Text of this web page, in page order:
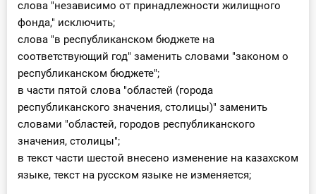
слова "независимо от принадлежности жилищного
фонда," исключить;
слова "в республиканском бюджете на
соответствующий год" заменить словами "законом о
республиканском бюджете";
в части пятой слова "областей (города
республиканского значения, столицы)" заменить
словами "областей, городов республиканского
значения, столицы";
в текст части шестой внесено изменение на казахском
языке, текст на русском языке не изменяется;